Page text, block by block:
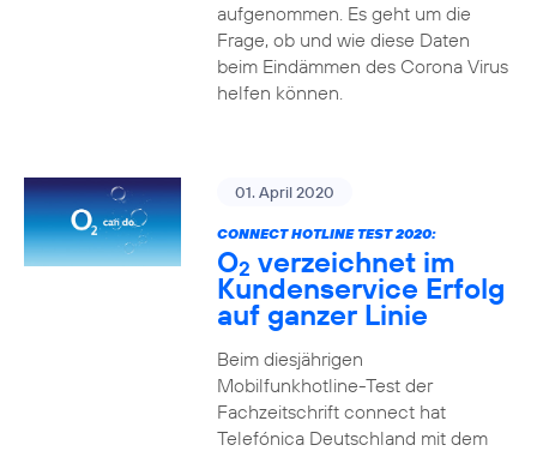
aufgenommen. Es geht um die
Frage, ob und wie diese Daten
beim Eindämmen des Corona Virus
helfen können.
01. April 2020
CONNECT HOTLINE TEST 2020:
O2 verzeichnet im
Kundenservice Erfolg
auf ganzer Linie
Beim diesjährigen
Mobilfunkhotline-Test der
Fachzeitschrift connect hat
Telefónica Deutschland mit dem